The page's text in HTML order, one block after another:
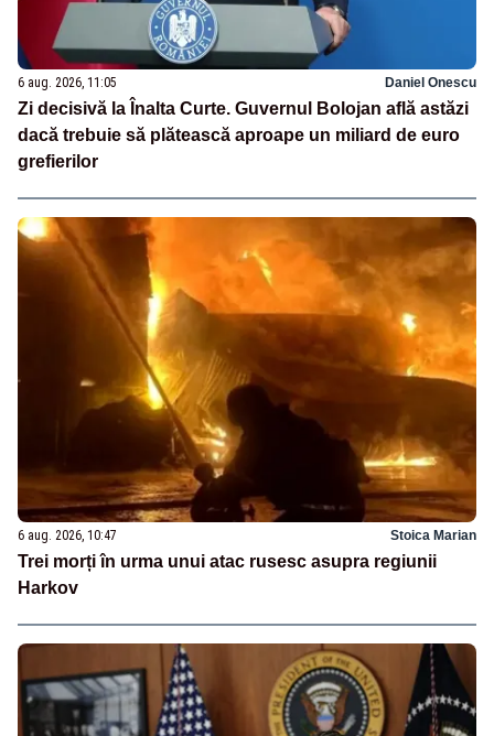
6 aug. 2026, 11:05 Daniel Onescu
Zi decisivă la Înalta Curte. Guvernul Bolojan află astăzi
dacă trebuie să plătească aproape un miliard de euro
grefierilor
6 aug. 2026, 10:47 Stoica Marian
Trei morți în urma unui atac rusesc asupra regiunii
Harkov